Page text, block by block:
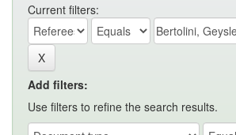
Current filters:
Add filters:
Use filters to refine the search results.